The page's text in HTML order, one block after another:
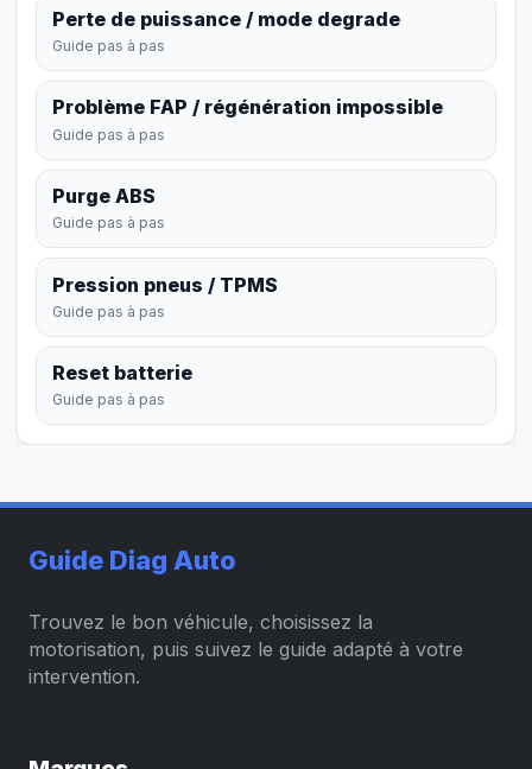
Perte de puissance / mode degrade
Guide pas à pas
Problème FAP / régénération impossible
Guide pas à pas
Purge ABS
Guide pas à pas
Pression pneus / TPMS
Guide pas à pas
Reset batterie
Guide pas à pas
Guide Diag Auto
Trouvez le bon véhicule, choisissez la
motorisation, puis suivez le guide adapté à votre
intervention.